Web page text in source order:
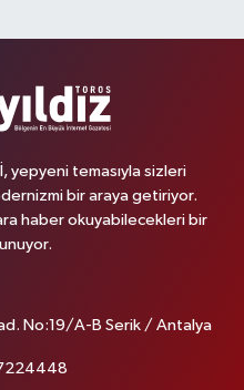
yepyeni temasıyla sizleri
bir araya getiriyor.
haber okuyabilecekleri bir
No:19/A-B Serik / Antalya